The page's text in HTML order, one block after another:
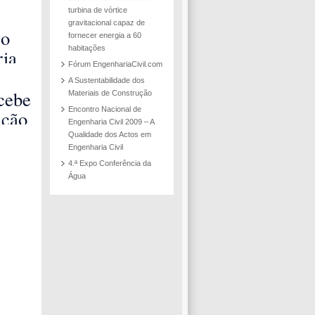
turbina de vórtice
gravitacional capaz de
fornecer energia a 60
habitações
Fórum EngenhariaCivil.com
A Sustentabilidade dos
Materiais de Construção
Encontro Nacional de
Engenharia Civil 2009 – A
Qualidade dos Actos em
Engenharia Civil
4.ª Expo Conferência da
Água